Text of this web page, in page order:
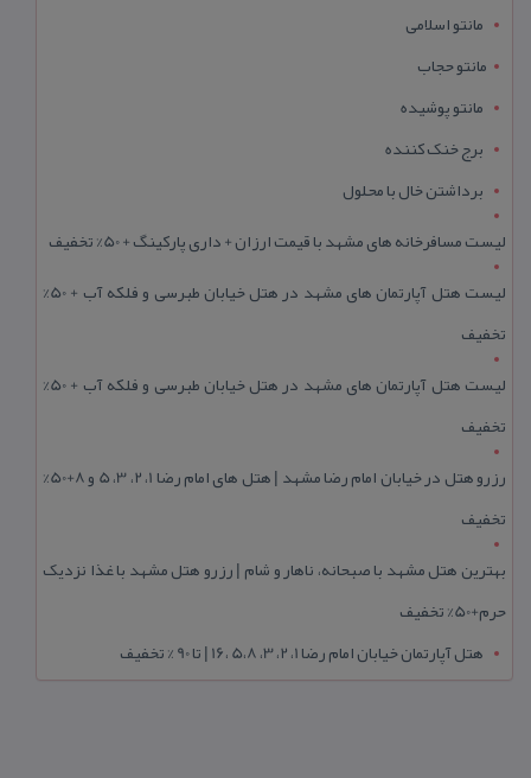
مانتو اسلامی
مانتو حجاب
مانتو پوشیده
برج خنک کننده
برداشتن خال با محلول
لیست مسافرخانه های مشهد با قیمت ارزان + داری پارکینگ + 50% تخفیف
لیست هتل آپارتمان های مشهد در هتل خیابان طبرسی و فلکه آب + 50%
تخفیف
لیست هتل آپارتمان های مشهد در هتل خیابان طبرسی و فلکه آب + 50%
تخفیف
رزرو هتل در خیابان امام رضا مشهد | هتل‌ های امام رضا 1، 2، 3، 5 و 8+50%
تخفیف
بهترین هتل مشهد با صبحانه، ناهار و شام | رزرو هتل مشهد با غذا نزدیک
حرم+50% تخفیف
هتل آپارتمان خیابان امام رضا 1، 2، 3، 5،8 ،16 | تا 90 % تخفیف